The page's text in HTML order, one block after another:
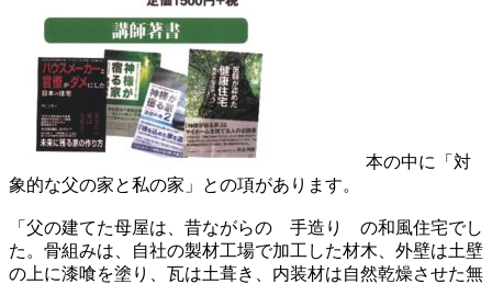
本の中に「対
象的な父の家と私の家」との項があります。
「父の建てた母屋は、昔ながらの 手造り の和風住宅でし
た。骨組みは、自社の製材工場で加工した材木、外壁は土壁
の上に漆喰を塗り、瓦は土葺き、内装材は自然乾燥させた無